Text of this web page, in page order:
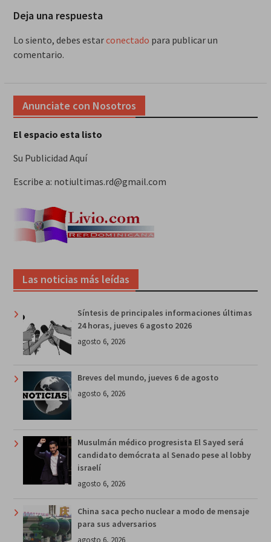
Deja una respuesta
Lo siento, debes estarconectado para publicar un
comentario.
Anunciate con Nosotros
El espacio esta listo
Su Publicidad Aquí
Escribe a: notiultimas.rd@gmail.com
Las noticias más leídas
Síntesis de principales informaciones últimas
24 horas, jueves 6 agosto 2026
agosto 6, 2026
Breves del mundo, jueves 6 de agosto
agosto 6, 2026
Musulmán médico progresista El Sayed será
candidato demócrata al Senado pese al lobby
israelí
agosto 6, 2026
China saca pecho nuclear a modo de mensaje
para sus adversarios
agosto 6, 2026